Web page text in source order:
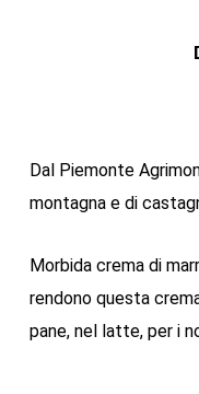
Dal Piemonte
montagna e di
Morbida crema di
rendono questa
pane, nel latte, per i